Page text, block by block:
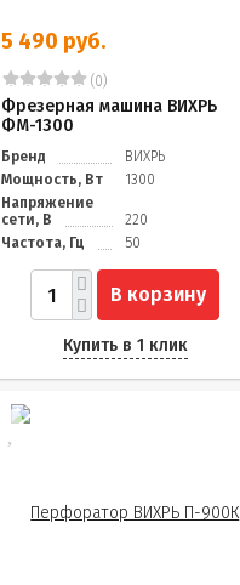
5 490 руб.
(0)
Фрезерная машина ВИХРЬ
ФМ-1300
Бренд
ВИХРЬ
Мощность, Вт
1300
Напряжение
сети, В
220
Частота, Гц
50
В корзину
Купить в 1 клик